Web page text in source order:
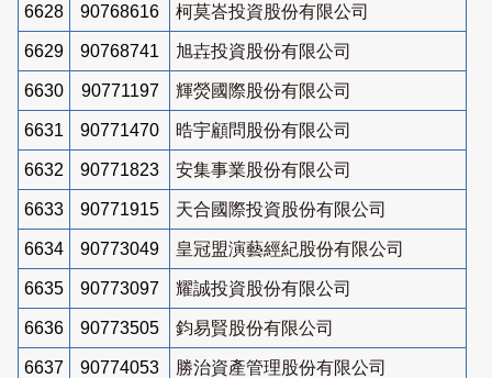
6628 90768616 柯莫峇投資股份有限公司
6629 90768741 旭壵投資股份有限公司
6630 90771197 輝熒國際股份有限公司
6631 90771470 晧宇顧問股份有限公司
6632 90771823 安集事業股份有限公司
6633 90771915 天合國際投資股份有限公司
6634 90773049 皇冠盟演藝經紀股份有限公司
6635 90773097 耀誠投資股份有限公司
6636 90773505 鈞易賢股份有限公司
6637 90774053 勝治資產管理股份有限公司